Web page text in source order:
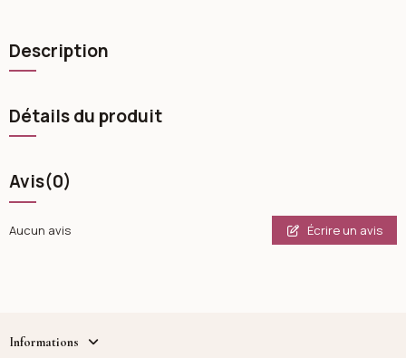
Description
Détails du produit
Avis(0)
Aucun avis Écrire un avis
Informations